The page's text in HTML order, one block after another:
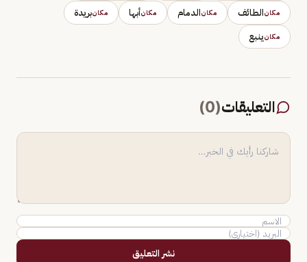
مكانالطائف مكانالدمام مكانأبها مكانبريدة
مكانينبع
التعليقات(
0
)
نشر التعليق